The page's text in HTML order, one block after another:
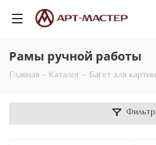
Рамы ручной работы
Главная - Каталог - Багет для картин
Фильтр